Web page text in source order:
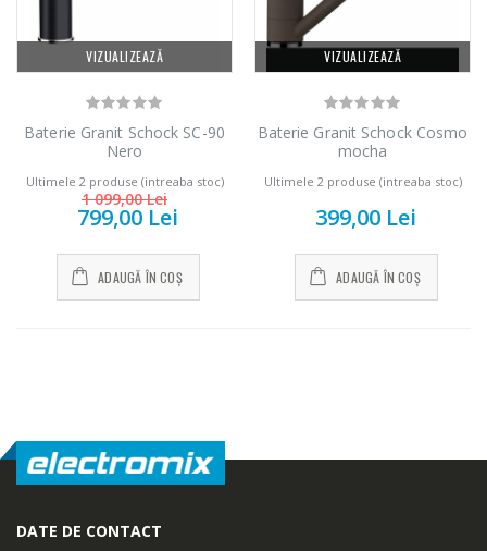
VIZUALIZEAZĂ
Baterie Granit Schock SC-90
Nero
Ultimele 2 produse (intreaba stoc)
1 099,00 Lei
799,00 Lei
ADAUGĂ ÎN COȘ
VIZUALIZEAZĂ
Baterie Granit Schock Cosmo
mocha
Ultimele 2 produse (intreaba stoc)
399,00 Lei
ADAUGĂ ÎN COȘ
-25%
Fierbator electric
cu filtru ...
Heinner HHB-
DATE DE CONTACT